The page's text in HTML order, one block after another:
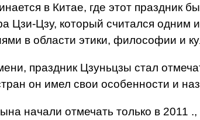
в Китае, где этот
Цзи-Цзу, который считался одним
в области этики, философии и
праздник Цзуньцзы стал
он имел свои особенности и
начали отмечать только в 2011